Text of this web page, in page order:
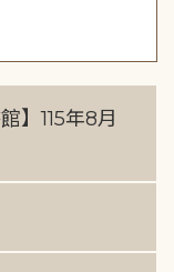
】115年8月